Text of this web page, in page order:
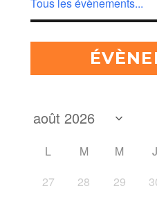
Tous les évènements...
L M M J
27
28 29